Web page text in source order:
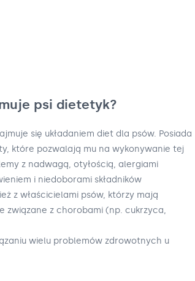
psi dietetyk?
się układaniem diet dla psów. Posiada
które pozwalają mu na wykonywanie tej
z nadwagą, otyłością, alergiami
i niedoborami składników
z właścicielami psów, którzy mają
związane z chorobami (np. cukrzyca,
wielu problemów zdrowotnych u